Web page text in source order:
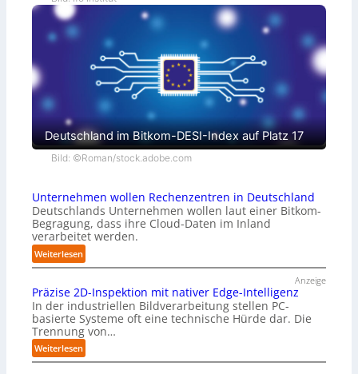
Deutschland im Bitkom-DESI-Index auf Platz 17
Bild: ©Roman/stock.adobe.com
Unternehmen wollen Rechenzentren in Deutschland
Deutschlands Unternehmen wollen laut einer Bitkom-
Begragung, dass ihre Cloud-Daten im Inland
verarbeitet werden.
Weiterlesen:
U
t
e
r
n
e
h
Anzeige
Präzise 2D-Inspektion mit nativer Edge-Intelligenz
In der industriellen Bildverarbeitung stellen PC-
basierte Systeme oft eine technische Hürde dar. Die
Trennung von…
Weiterlesen:
P